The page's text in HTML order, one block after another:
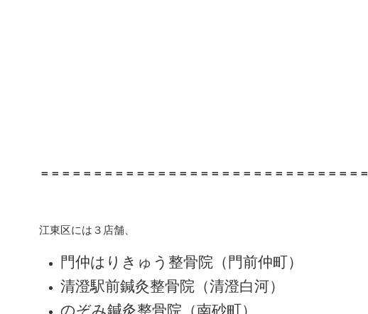
＝＝＝＝＝＝＝＝＝＝＝＝＝＝＝＝＝＝＝＝＝＝＝＝＝＝＝＝＝＝＝
江東区には３店舗、
門仲はりきゅう整骨院（門前仲町）
清澄駅前鍼灸整骨院（清澄白河）
のぞみ鍼灸整骨院（南砂町）